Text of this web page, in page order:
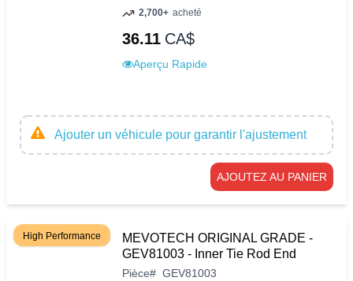
2,700+ acheté
36.11 CA$
Aperçu Rapide
Ajouter un véhicule pour garantir l'ajustement
AJOUTEZ AU PANIER
High Performance
MEVOTECH ORIGINAL GRADE -
GEV81003 - Inner Tie Rod End
Pièce# GEV81003